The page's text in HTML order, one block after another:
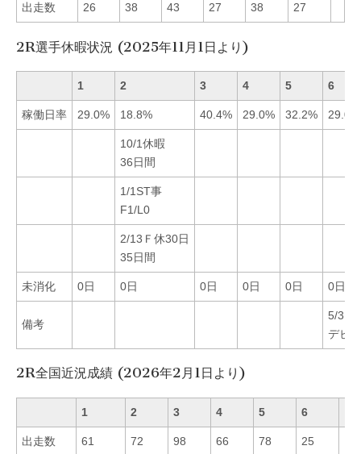
出走数 26 38 43 27 38 27
2R選手休暇状況 (2025年11月1日より)
1 2 3 4 5 6
稼働日率 29.0% 18.8% 40.4% 29.0% 32.2% 29.0%
10/1休暇
36日間
1/1ST事
F1/L0
2/13Ｆ休30日
35日間
未消化 0日 0日 0日 0日 0日 0日
備考
5/3
デビ
2R全国近況成績 (2026年2月1日より)
1 2 3 4 5 6
出走数 61 72 98 66 78 25